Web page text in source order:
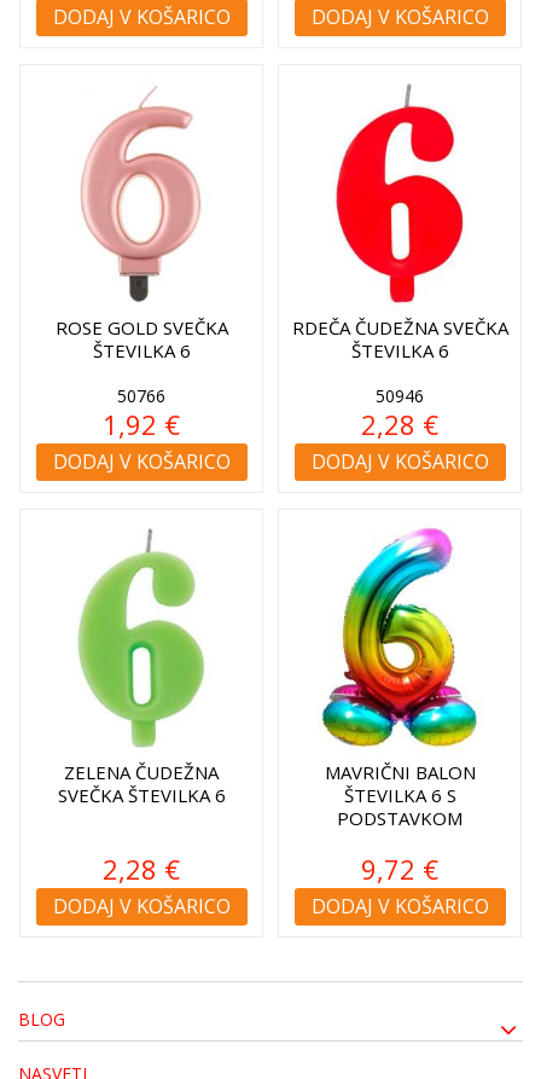
DODAJ V KOŠARICO DODAJ V KOŠARICO
ROSE GOLD SVEČKA
ŠTEVILKA 6
50766
1,92 €
DODAJ V KOŠARICO
RDEČA ČUDEŽNA SVEČKA
ŠTEVILKA 6
50946
2,28 €
DODAJ V KOŠARICO
ZELENA ČUDEŽNA
SVEČKA ŠTEVILKA 6
2,28 €
DODAJ V KOŠARICO
MAVRIČNI BALON
ŠTEVILKA 6 S
PODSTAVKOM
9,72 €
DODAJ V KOŠARICO
BLOG
NASVETI